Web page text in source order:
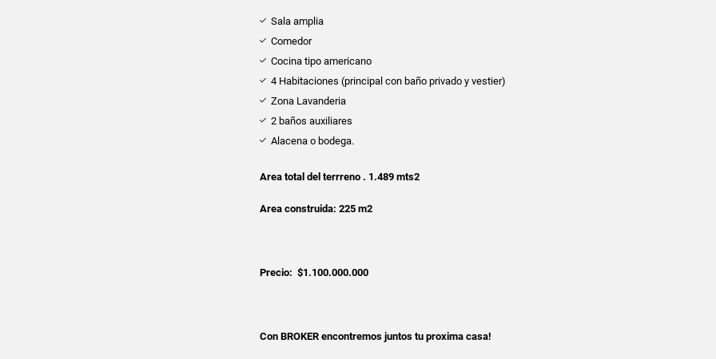
Sala amplia
Comedor
Cocina tipo americano
4 Habitaciones (principal con baño privado y vestier)
Zona Lavanderia
2 baños auxiliares
Alacena o bodega.
Area total del terrreno . 1.489 mts2
Area construida: 225 m2
Precio: $1.100.000.000
Con BROKER encontremos juntos tu proxima casa!